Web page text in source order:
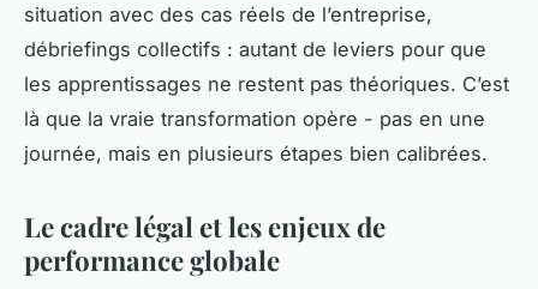
situation avec des cas réels de l’entreprise,
débriefings collectifs : autant de leviers pour que
les apprentissages ne restent pas théoriques. C’est
là que la vraie transformation opère - pas en une
journée, mais en plusieurs étapes bien calibrées.
Le cadre légal et les enjeux de
performance globale